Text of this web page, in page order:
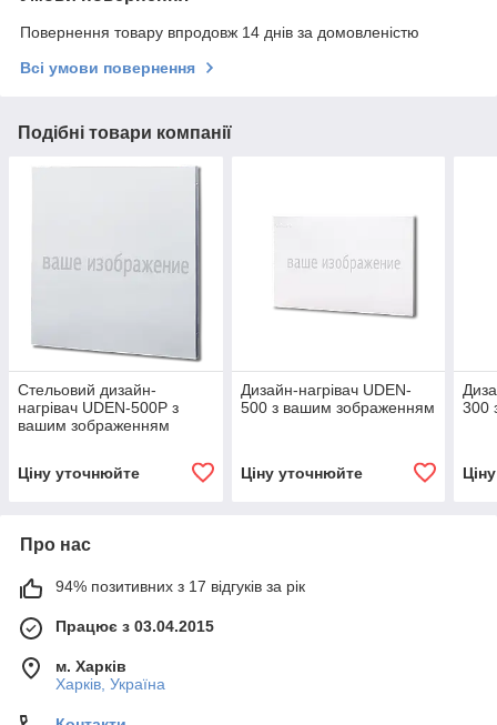
Повернення товару впродовж 14 днів за домовленістю
Всі умови повернення
Подібні товари компанії
Стельовий дизайн-
нагрівач UDEN-500P з
вашим зображенням
Ціну уточнюйте
Дизайн-нагрівач UDEN-
500 з вашим зображенням
Ціну уточнюйте
300
Про нас
94% позитивних з 17 відгуків за рік
Працює з 03.04.2015
м. Харків
Харків, Україна